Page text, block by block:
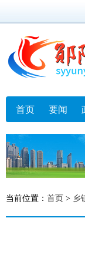
首页 要闻
当前位置： 首页 > 乡